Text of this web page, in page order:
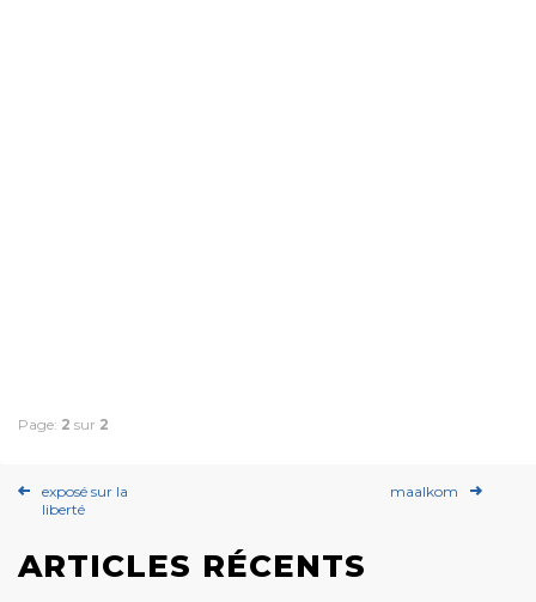
Page: 2 sur 2
exposé sur la
liberté
maalkom
ARTICLES RÉCENTS